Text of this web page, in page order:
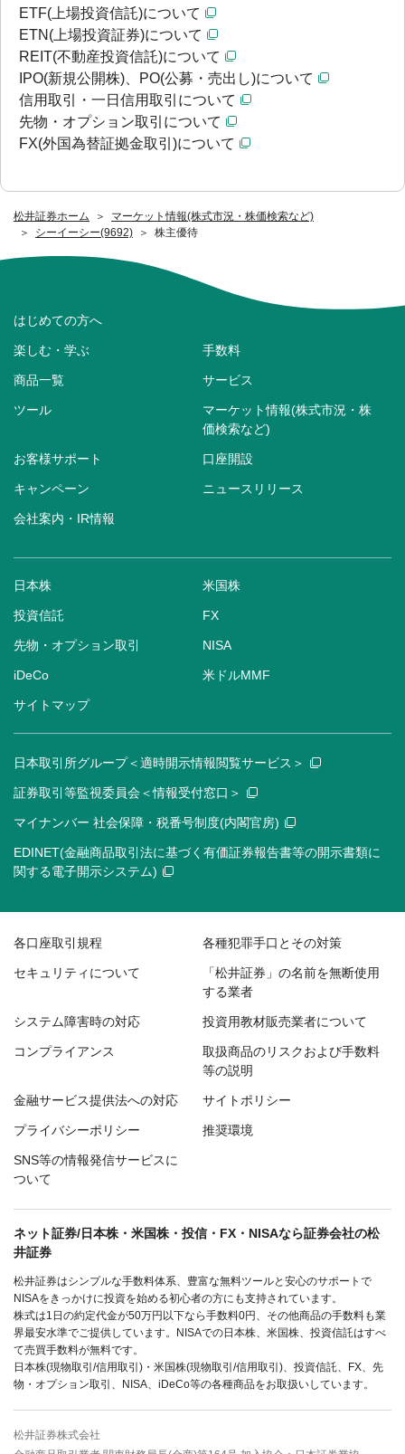
松井証券ホーム
マーケット情報(株式市況・株価検索など)
シーイーシー(9692)
株主優待
ETF(上場投資信託)について
ETN(上場投資証券)について
REIT(不動産投資信託)について
IPO(新規公開株)、PO(公募・売出し)について
信用取引・一日信用取引について
先物・オプション取引について
FX(外国為替証拠金取引)について
はじめての方へ
楽しむ・学ぶ 手数料
商品一覧 サービス
ツール
マーケット情報(株式市況・株
価検索など)
お客様サポート 口座開設
キャンペーン ニュースリリース
会社案内・IR情報
日本株 米国株
投資信託 FX
先物・オプション取引 NISA
iDeCo 米ドルMMF
サイトマップ
日本取引所グループ＜適時開示情報閲覧サービス＞
証券取引等監視委員会＜情報受付窓口＞
マイナンバー 社会保障・税番号制度(内閣官房)
EDINET(金融商品取引法に基づく有価証券報告書等の開示書類に
関する電子開示システム)
各口座取引規程 各種犯罪手口とその対策
セキュリティについて
「松井証券」の名前を無断使用
する業者
システム障害時の対応 投資用教材販売業者について
コンプライアンス
取扱商品のリスクおよび手数料
等の説明
金融サービス提供法への対応 サイトポリシー
プライバシーポリシー 推奨環境
SNS等の情報発信サービスに
ついて
ネット証券/日本株・米国株・投信・FX・NISAなら証券会社の松
井証券
松井証券はシンプルな手数料体系、豊富な無料ツールと安心のサポートで
NISAをきっかけに投資を始める初心者の方にも支持されています。
株式は1日の約定代金が50万円以下なら手数料0円、その他商品の手数料も業
界最安水準でご提供しています。NISAでの日本株、米国株、投資信託はすべ
て売買手数料が無料です。
日本株(現物取引/信用取引)・米国株(現物取引/信用取引)、投資信託、FX、先
物・オプション取引、NISA、iDeCo等の各種商品をお取扱いしています。
松井証券株式会社